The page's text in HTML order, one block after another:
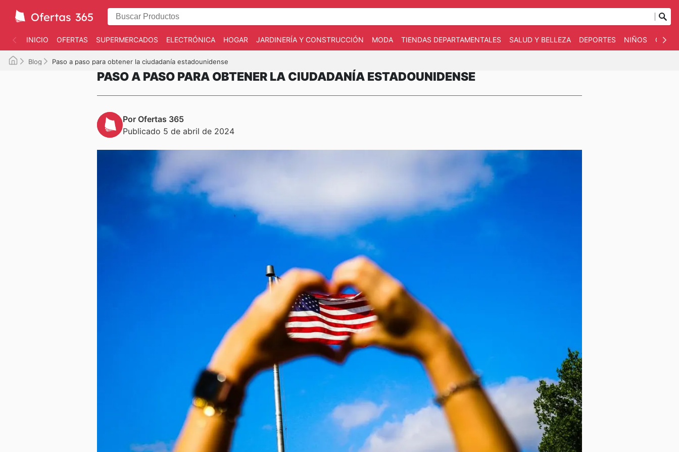
INICIO OFERTAS SUPERMERCADOS ELECTRÓNICA HOGAR JARDINERÍA Y CONSTRUCCIÓN MODA TIENDAS DEPARTAMENTALES SALUD Y BELLEZA DEPORTES NIÑOS
Blog Paso a paso para obtener la ciudadanía estadounidense
PASO A PASO PARA OBTENER LA CIUDADANÍA ESTADOUNIDENSE
Por Ofertas 365
Publicado 5 de abril de 2024